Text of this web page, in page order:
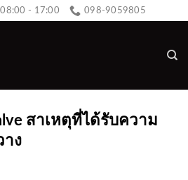
08:00 - 17:00 098-9059805
สาเหตุที่ได้รับความ
าง